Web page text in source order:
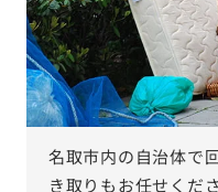
名取市内の自治体で
き取りもお任せくださ